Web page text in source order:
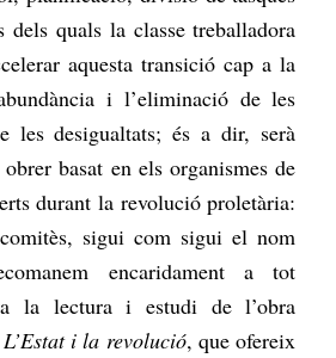
dels quals la classe treballadora
aquesta transició cap a la
i l’eliminació de les
les desigualtats; és a dir, serà
basat en els organismes de
durant la revolució proletària:
sigui com sigui el nom
encaridament a tot
la lectura i estudi de l’obra
L’Estat i la revolució, que ofereix